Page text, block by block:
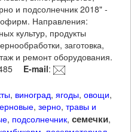
и подсолнечник 2018" -
Направления:
культур, продукты
заготовка,
и ремонт оборудования.
E-mail:
, виноград,ягоды,овощи,
,зерно,травы и
, подсолнечник,семечки,